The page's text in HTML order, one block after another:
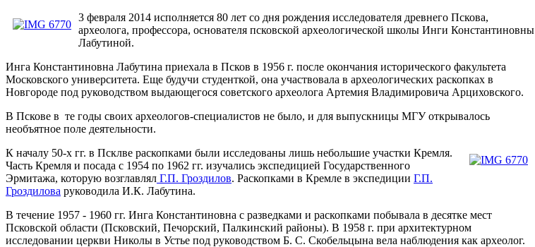
3 февраля 2014 исполняется 80 лет со дня рождения исследователя древнего Пскова,
археолога, профессора, основателя псковской археологической школы Инги Константиновны
Лабутиной.
Инга Константиновна Лабутина приехала в Псков в 1956 г. после окончания исторического факультета
Московского университета. Еще будучи студенткой, она участвовала в археологических раскопках в
Новгороде под руководством выдающегося советского археолога Артемия Владимировича Арциховского.
В Пскове в те годы своих археологов-специалистов не было, и для выпускницы МГУ открывалось
необъятное поле деятельности.
К началу 50-х гг. в Псклве раскопками были исследованы лишь небольшие участки Кремля.
Часть Кремля и посада с 1954 по 1962 гг. изучались экспедицией Государственного
Эрмитажа, которую возглавлял Г.П. Гроздилов. Раскопками в Кремле в экспедиции Г.П.
Гроздилова руководила И.К. Лабутина.
В течение 1957 - 1960 гг. Инга Константиновна с разведками и раскопками побывала в десятке мест
Псковской области (Псковский, Печорский, Палкинский районы). В 1958 г. при архитектурном
исследовании церкви Николы в Устье под руководством Б. С. Скобельцына вела наблюдения как археолог.